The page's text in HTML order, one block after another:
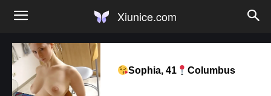
Xiunice.com
Sophia, 41 Columbus